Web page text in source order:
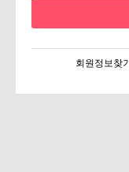
회원정보찾기